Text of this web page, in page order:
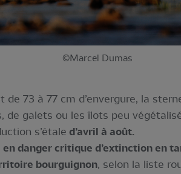
©Marcel Dumas
73 à 77 cm d’envergure, la
de galets ou les îlots peu
s’étale d’avril à août.
en danger critique d’extinction en
bourguignon, selon la liste